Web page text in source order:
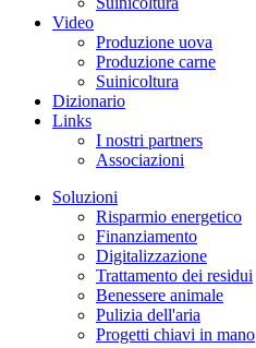
Video
Produzione uova
Produzione carne
Suinicoltura
Dizionario
Links
I nostri partners
Associazioni
Soluzioni
Risparmio energetico
Finanziamento
Digitalizzazione
Trattamento dei residui
Benessere animale
Pulizia dell'aria
Progetti chiavi in mano